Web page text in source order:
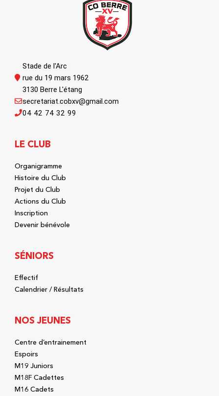
Stade de l'Arc
rue du 19 mars 1962
3130 Berre L'étang
04 42 74 32 99
secretariat.cobxv@gmail.com
LE CLUB
Organigramme
Histoire du Club
Projet du Club
Actions du Club
Inscription
Devenir bénévole
SÉNIORS
Effectif
Calendrier / Résultats
NOS JEUNES
Centre d’entrainement
Espoirs
M19 Juniors
M18F Cadettes
M16 Cadets